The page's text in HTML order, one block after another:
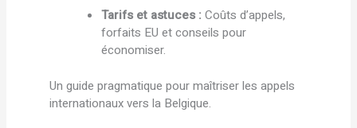
Tarifs et astuces : Coûts d’appels,
forfaits EU et conseils pour
économiser.
Un guide pragmatique pour maîtriser les appels
internationaux vers la Belgique.